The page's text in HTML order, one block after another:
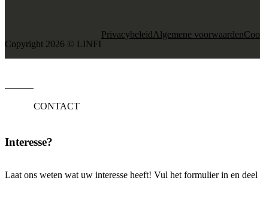
Copyright 2026 © LINFI
PrivacybeleidAlgemene voorwaarden
Interesse?
CONTACT
Laat ons weten wat uw interesse heeft! Vul het formulier in en